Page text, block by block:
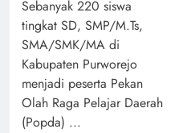
Sebanyak 220 siswa
tingkat SD, SMP/M.Ts,
SMA/SMK/MA di
Kabupaten Purworejo
menjadi peserta Pekan
Olah Raga Pelajar Daerah
(Popda) ...